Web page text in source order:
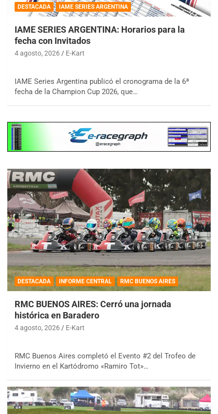
DESTACADA IAME SERIES ARGENTINA
IAME SERIES ARGENTINA: Horarios para la
fecha con Invitados
4 agosto, 2026 E-Kart
IAME Series Argentina publicó el cronograma de la 6ª
fecha de la Champion Cup 2026, que…
DESTACADA INFORME CENTRAL RMC BUENOS AIRES
RMC BUENOS AIRES: Cerró una jornada
histórica en Baradero
4 agosto, 2026 E-Kart
RMC Buenos Aires completó el Evento #2 del Trofeo de
Invierno en el Kartódromo «Ramiro Tot»…